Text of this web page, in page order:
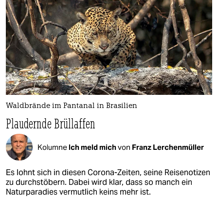
Waldbrände im Pantanal in Brasilien
Plaudernde Brüllaffen
Kolumne Ich meld michvon Franz Lerchenmüller
Es lohnt sich in diesen Corona-Zeiten, seine Reisenotizen
zu durchstöbern. Dabei wird klar, dass so manch ein
Naturparadies vermutlich keins mehr ist.